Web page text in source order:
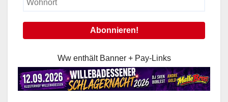
Ww enthält Banner + Pay-Links